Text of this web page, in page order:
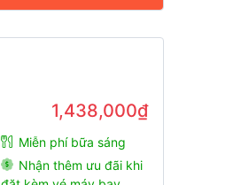
1,438,000₫
Miễn phí bữa sáng
Nhận thêm ưu đãi khi